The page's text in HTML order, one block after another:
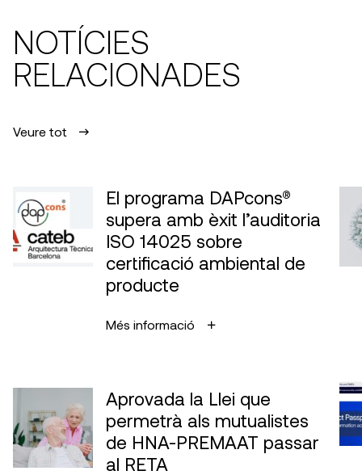
NOTÍCIES
RELACIONADES
Veure tot
El programa DAPcons®
supera amb èxit l’auditoria
ISO 14025 sobre
certificació ambiental de
producte
Més informació
Aprovada la Llei que
permetrà als mutualistes
de HNA-PREMAAT passar
al RETA